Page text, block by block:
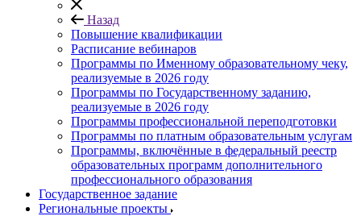
Назад
Повышение квалификации
Расписание вебинаров
Программы по Именному образовательному чеку,
реализуемые в 2026 году
Программы по Государственному заданию,
реализуемые в 2026 году
Программы профессиональной переподготовки
Программы по платным образовательным услугам
Программы, включённые в федеральный реестр
образовательных программ дополнительного
профессионального образования
Государственное задание
Региональные проекты